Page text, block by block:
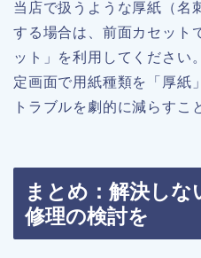
当店で扱うような厚紙（名
する場合は、前面カセット
ット」を利用してください
定画面で用紙種類を「厚紙
トラブルを劇的に減らすこ
まとめ：解決しな
修理の検討を